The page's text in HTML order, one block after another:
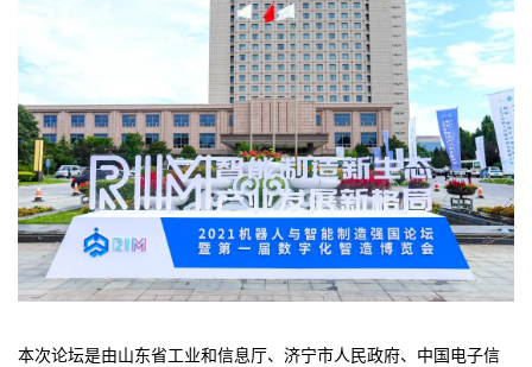
本次论坛是由山东省工业和信息厅、济宁市人民政府、中国电子信